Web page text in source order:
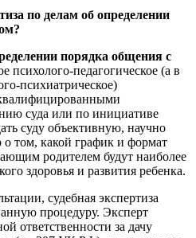
по делам об определении
порядка общения с
психолого-педагогическое (а в
психиатрическое)
суда или по инициативе
суду объективную, научно
том, какой график и формат
родителем будут наиболее
здоровья и развития ребенка.
судебная экспертиза
процедуру. Эксперт
ответственности за дачу